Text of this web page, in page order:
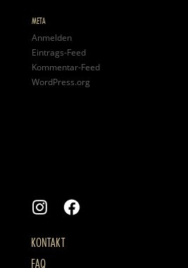
META
Anmelden
Eintrags-Feed
Kommentar-Feed
WordPress.org
KONTAKT
FAQ